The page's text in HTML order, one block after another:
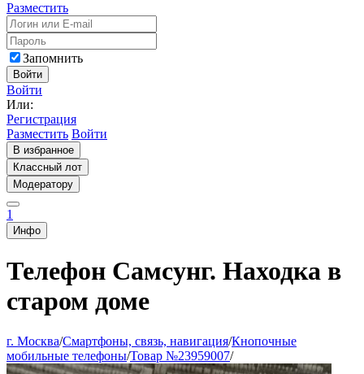
Разместить
Запомнить
Войти
Войти
Или:
Регистрация
Разместить Войти
В избранное
Классный лот
Модератору
1
Инфо
Телефон Самсунг. Находка в
старом доме
г. Москва/Смартфоны, связь, навигация/Кнопочные
мобильные телефоны/Товар №23959007/